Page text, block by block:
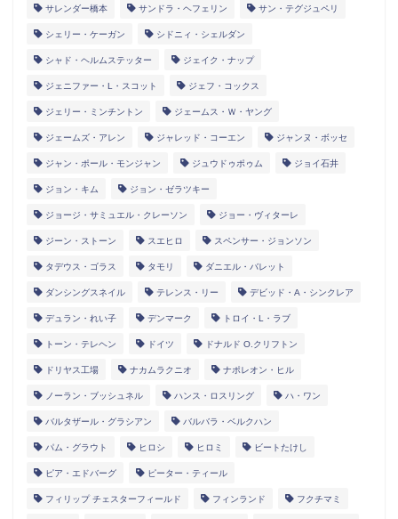
サレンダー橋本 サンドラ・ヘフェリン サン・テグジュペリ
シェリー・ケーガン シドニィ・シェルダン
シャド・ヘルムステッター ジェイク・ナップ
ジェニファー・L・スコット ジェフ・コックス
ジェリー・ミンチントン ジェームス・Ｗ・ヤング
ジェームズ・アレン ジャレッド・コーエン ジャンヌ・ボッセ
ジャン・ポール・モンジャン ジュウドゥポゥム ジョイ石井
ジョン・キム ジョン・ゼラツキー
ジョージ・サミュエル・クレーソン ジョー・ヴィターレ
ジーン・ストーン スエヒロ スペンサー・ジョンソン
タデウス・ゴラス タモリ ダニエル・バレット
ダンシングスネイル テレンス・リー デビッド・A・シンクレア
デュラン・れい子 デンマーク トロイ・L・ラブ
トーン・テレヘン ドイツ ドナルド O.クリフトン
ドリヤス工場 ナカムラクニオ ナポレオン・ヒル
ノーラン・ブッシュネル ハンス・ロスリング ハ・ワン
バルタザール・グラシアン バルバラ・ベルクハン
パム・グラウト ヒロシ ヒロミ ビートたけし
ピア・エドバーグ ピーター・ティール
フィリップ チェスターフィールド フィンランド フクチマミ